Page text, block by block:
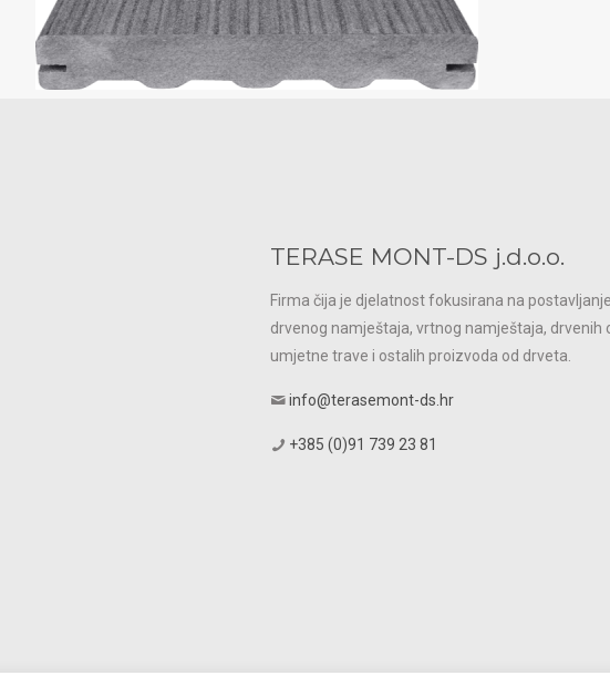
TERASE MONT-DS j.d.o.o.
Firma čija je djelatnost fokusirana na
drvenog namještaja, vrtnog namještaja, drvenih
umjetne trave i ostalih proizvoda od drveta.
info@terasemont-ds.hr
+385 (0)91 739 23 81